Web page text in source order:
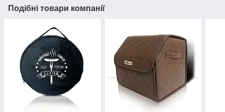
Подібні товари компанії